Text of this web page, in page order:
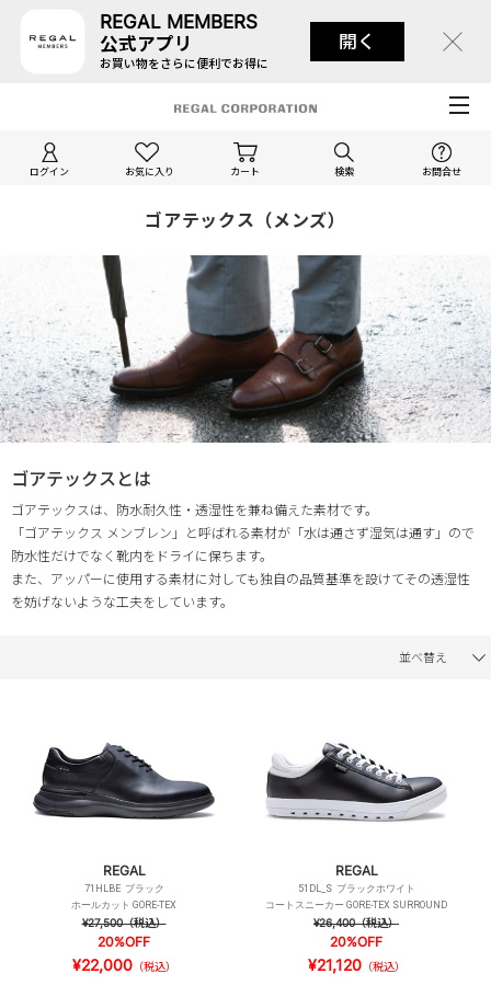
REGAL MEMBERS
公式アプリ
お買い物をさらに便利でお得に
開く
ログイン お気に入り カート 検索 お問合せ
ゴアテックス（メンズ）
ゴアテックスとは
ゴアテックスは、防水耐久性・透湿性を兼ね備えた素材です。
「ゴアテックス メンブレン」と呼ばれる素材が「水は通さず湿気は通す」ので
防水性だけでなく靴内をドライに保ちます。
また、アッパーに使用する素材に対しても独自の品質基準を設けてその透湿性
を妨げないような工夫をしています。
並べ替え
REGAL
71HLBE ブラック
ホールカット GORE-TEX
¥27,500（税込）
20%OFF
¥22,000（税込）
REGAL
51DL_S ブラックホワイト
コートスニーカー GORE-TEX SURROUND
¥26,400（税込）
20%OFF
¥21,120（税込）